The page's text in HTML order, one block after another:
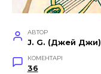
АВТОР
J. G. (Джей Джи)
КОМЕНТАРІ
36